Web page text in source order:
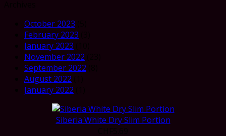
October 2023
February 2023
January 2023
November 2022
September 2022
August 2022
January 2022
Siberia White Dry Slim Portion